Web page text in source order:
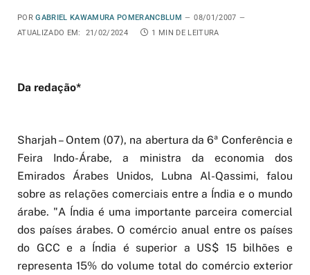
POR GABRIEL KAWAMURA POMERANCBLUM
08/01/2007
ATUALIZADO EM:
21/02/2024 1 MIN DE LEITURA
Da redação*
Sharjah – Ontem (07), na abertura da 6ª Conferência e
Feira Indo-Árabe, a ministra da economia dos
Emirados Árabes Unidos, Lubna Al-Qassimi, falou
sobre as relações comerciais entre a Índia e o mundo
árabe. "A Índia é uma importante parceira comercial
dos países árabes. O comércio anual entre os países
do GCC e a Índia é superior a US$ 15 bilhões e
representa 15% do volume total do comércio exterior